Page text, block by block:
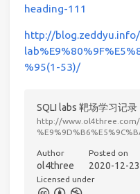
heading-111
http://
%95(1-53)/
SQLI labs 靶场学习记录
http://www.ol4three.com/
Author
ol4three
Posted on
2020-12-23
Licensed under